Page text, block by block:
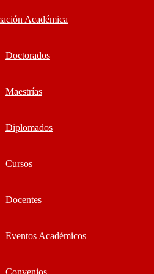
Académica
Doctorados
Maestrías
Diplomados
Cursos
Docentes
Eventos Académicos
Convenios